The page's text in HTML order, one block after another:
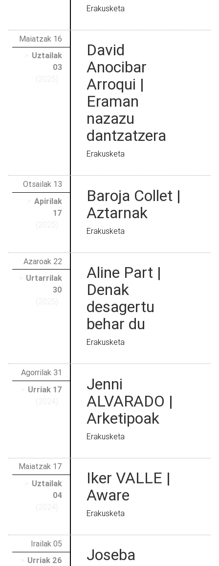
Erakusketa
Maiatzak 16
> Uztailak
03
(2025)
David
Anocibar
Arroqui |
Eraman
nazazu
dantzatzera
Erakusketa
Otsailak 13
> Apirilak
17
(2025)
Baroja Collet |
Aztarnak
Erakusketa
Azaroak 22
> Urtarrilak
30
(2025)
Aline Part |
Denak
desagertu
behar du
Erakusketa
Agorrilak 31
> Urriak 17
(2024)
Jenni
ALVARADO |
Arketipoak
Erakusketa
Maiatzak 17
> Uztailak
04
(2024)
Iker VALLE |
Aware
Erakusketa
Irailak 05
> Urriak 26
Joseba